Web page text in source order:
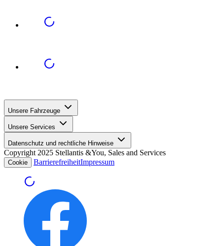
Unsere Fahrzeuge
Unsere Services
Datenschutz und rechtliche Hinweise
Copyright 2025 Stellantis &You, Sales and Services
Cookie BarrierefreiheitImpressum